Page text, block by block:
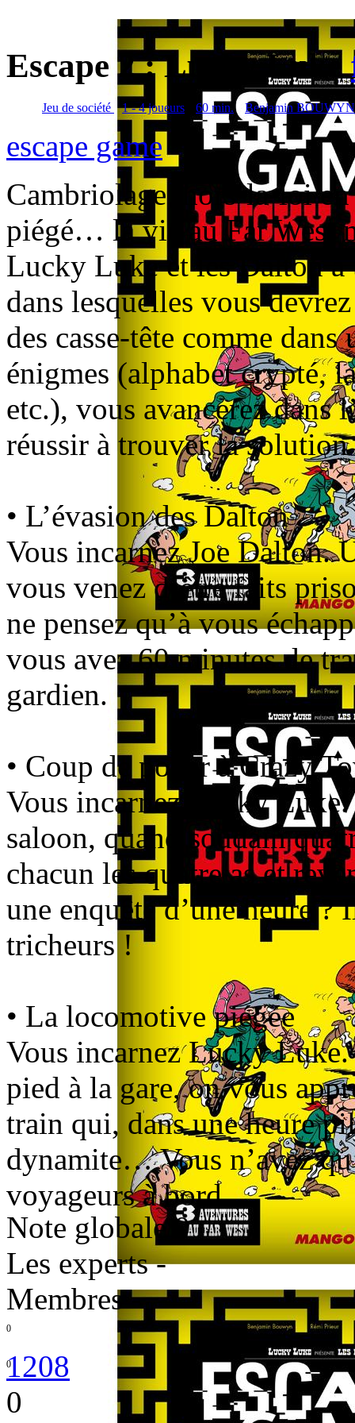
Escape 2 : Lucky Luke
Jeu de société 1 - 4 joueurs 60 min. Benjamin BOUWYN
escape game
Cambriolage, hors-la-loi
piégé… la vie au Far West
Lucky Luke et les Dalton à
dans lesquelles vous
des casse-tête comme
énigmes (alphabet crypté,
etc.), vous avancerez dans
réussir à trouver la
• L’évasion des Dalton
Vous incarnez Joe Dalton.
vous venez d’être faits
ne pensez qu’à vous
vous avez 60 minutes de
gardien.
• Coup de poker à Crazy
Vous incarnez Lucky Luke.
saloon, quand soudain
chacun les quatre as et
une enquête d’une heure
tricheurs !
• La locomotive piégée
Vous incarnez Lucky
pied à la gare, on vous
train qui, dans une heure
dynamite… Vous n’avez
voyageurs à bord.
Note globale 0
Les experts -
0
Membres -
0
1208
0